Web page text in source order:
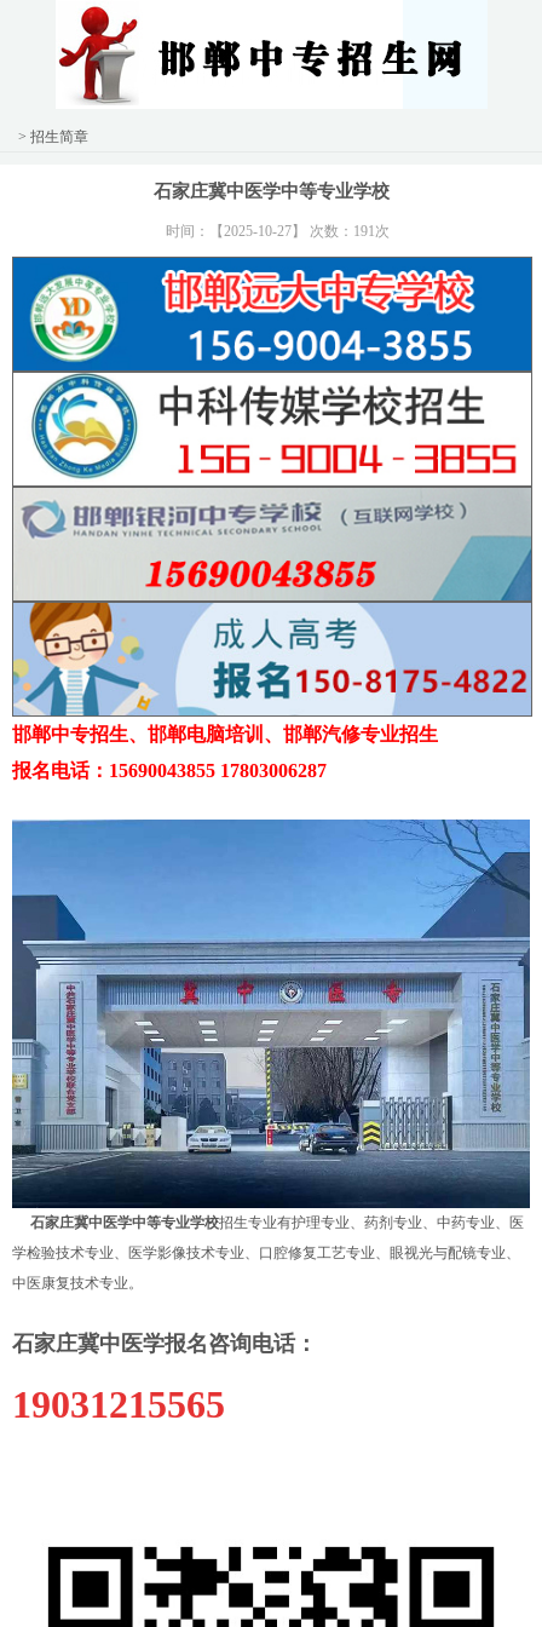
> 招生简章
石家庄冀中医学中等专业学校
时间：【2025-10-27】 次数：191次
邯郸中专招生、邯郸电脑培训、邯郸汽修专业招生
报名电话：15690043855 17803006287
石家庄冀中医学中等专业学校招生专业有护理专业、药剂专业、中药专业、医
学检验技术专业、医学影像技术专业、口腔修复工艺专业、眼视光与配镜专业、
中医康复技术专业。
石家庄冀中医学报名咨询电话：
19031215565